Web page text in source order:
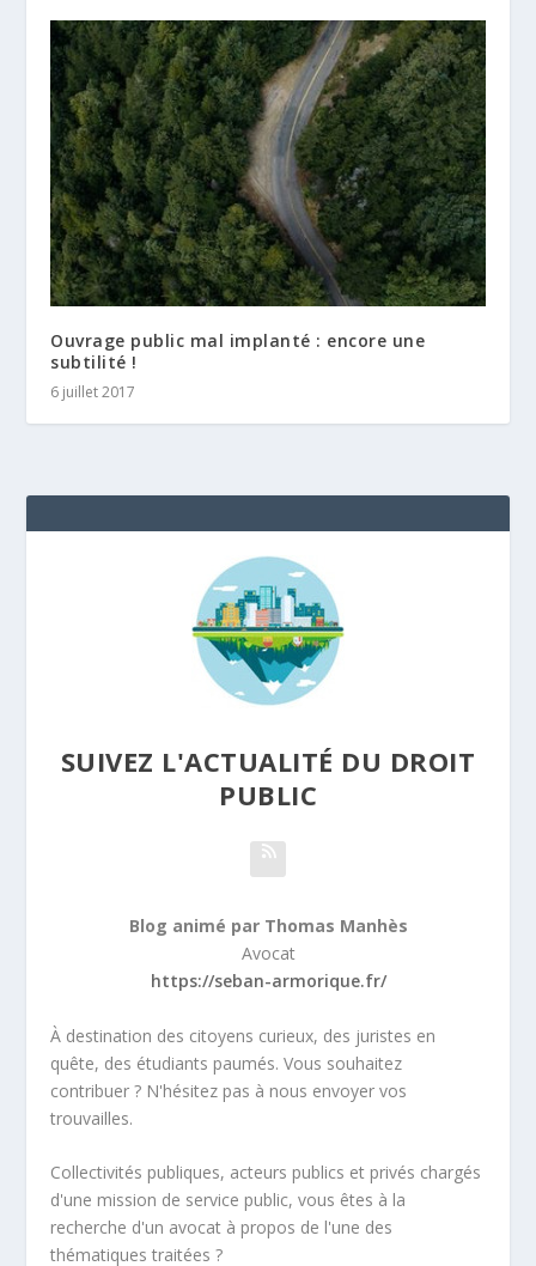
Ouvrage public mal implanté : encore une
subtilité !
6 juillet 2017
SUIVEZ L'ACTUALITÉ DU DROIT
PUBLIC
Blog animé par Thomas Manhès
Avocat
https://seban-armorique.fr/
À destination des citoyens curieux, des juristes en
quête, des étudiants paumés. Vous souhaitez
contribuer ? N'hésitez pas à nous envoyer vos
trouvailles.
Collectivités publiques, acteurs publics et privés chargés
d'une mission de service public, vous êtes à la
recherche d'un avocat à propos de l'une des
thématiques traitées ?